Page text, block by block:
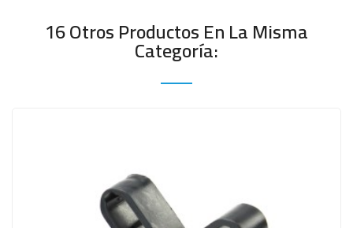
16 Otros Productos En La Misma
Categoría: